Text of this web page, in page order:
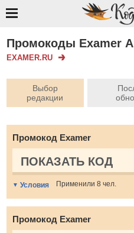
Промокоды Examer
EXAMER.RU
Выбор
редакции
Промокод Examer
ПОКАЗАТЬ КОД
Условия Применили 8 чел.
Промокод Examer